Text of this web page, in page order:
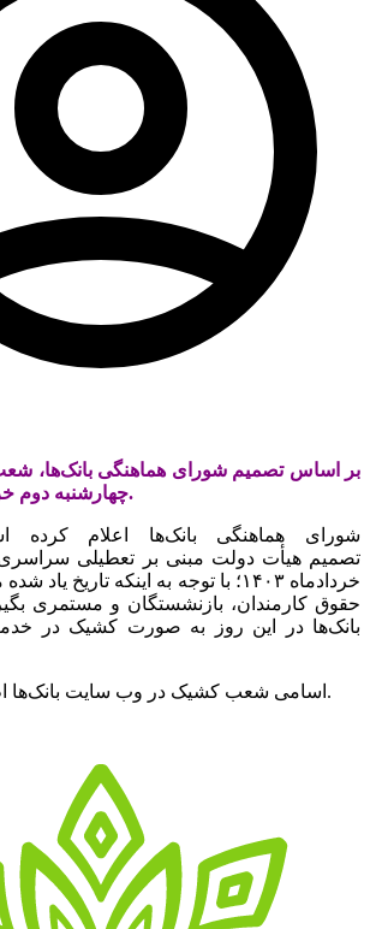
بر اساس تصمیم شورای هماهنگی بانک‌ها،
چهارشنبه دوم خرداد فعال خواهند بود.
شورای هماهنگی بانک‌ها اعلام
تصمیم هیأت دولت مبنی بر تعطیلی
خردادماه ۱۴۰۳؛ با توجه به اینکه تاریخ
حقوق کارمندان، بازنشستگان و مستمری
بانک‌ها در این روز به صورت کشیک در
اسامی شعب کشیک در وب سایت بانک‌ها اطلاع رسانی می‌شود.